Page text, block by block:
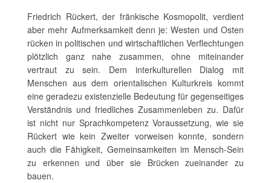
Friedrich Rückert, der fränkische Kosmopolit, verdient
aber mehr Aufmerksamkeit denn je: Westen und Osten
rücken in politischen und wirtschaftlichen Verflechtungen
plötzlich ganz nahe zusammen, ohne miteinander
vertraut zu sein. Dem interkulturellen Dialog mit
Menschen aus dem orientalischen Kulturkreis kommt
eine geradezu existenzielle Bedeutung für gegenseitiges
Verständnis und friedliches Zusammenleben zu. Dafür
ist nicht nur Sprachkompetenz Voraussetzung, wie sie
Rückert wie kein Zweiter vorweisen konnte, sondern
auch die Fähigkeit, Gemeinsamkeiten im Mensch-Sein
zu erkennen und über sie Brücken zueinander zu
bauen.